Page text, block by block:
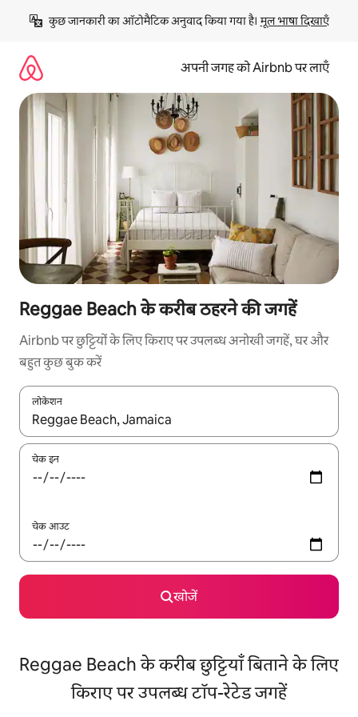
छोड़कर
कॉन्टेंट
कुछ जानकारी का ऑटोमैटिक अनुवाद किया गया है। मूल भाषा दिखाएँ
अपनी जगह को Airbnb पर लाएँ
Reggae Beach के करीब ठहरने की जगहें
Airbnb पर छुट्टियों के लिए किराए पर उपलब्ध अनोखी जगहें, घर और
बहुत कुछ बुक करें
लोकेशन
नतीजों के उपलब्ध होने पर, अप और डाउन 'ऐरो की' का इस्तेमाल करके नेविगेट
चेक इन
चेक आउट
खोजें
Reggae Beach के करीब छुट्टियाँ बिताने के लिए
किराए पर उपलब्ध टॉप-रेटेड जगहें